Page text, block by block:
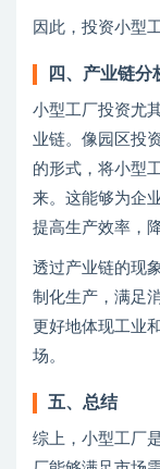
因此，投资小型
四、产业链分
小型工厂投资尤
业链。像园区投
的形式，将小型
来。这能够为企
提高生产效率，
透过产业链的现
制化生产，满足
更好地体现工业
场。
五、总结
综上，小型工厂